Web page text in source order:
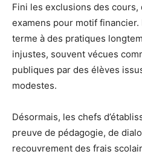
Fini les exclusions des cours,
examens pour motif
terme à des pratiques
injustes, souvent vécues
publiques par des élèves
modestes.
Désormais, les chefs
preuve de pédagogie, de
recouvrement des frais